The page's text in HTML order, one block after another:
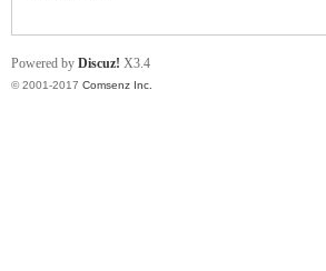
网
Powered by Discuz! X3.4
© 2001-2017 Comsenz Inc.